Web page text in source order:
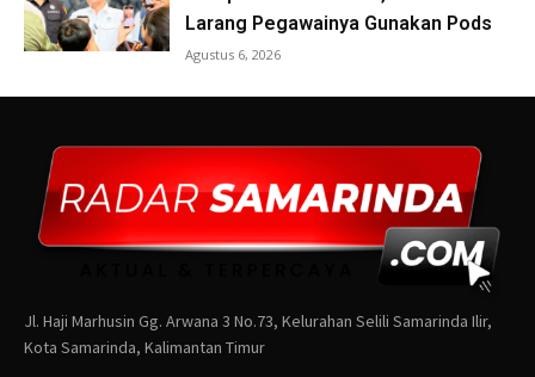
Jl. Haji Marhusin Gg. Arwana 3 No.73, Kelurahan Selili Samarinda Ilir,
Kota Samarinda, Kalimantan Timur